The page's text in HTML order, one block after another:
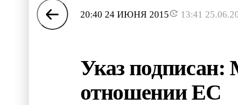
20:40 24 ИЮНЯ 2015 13:41
Указ подписан:
отношении ЕС